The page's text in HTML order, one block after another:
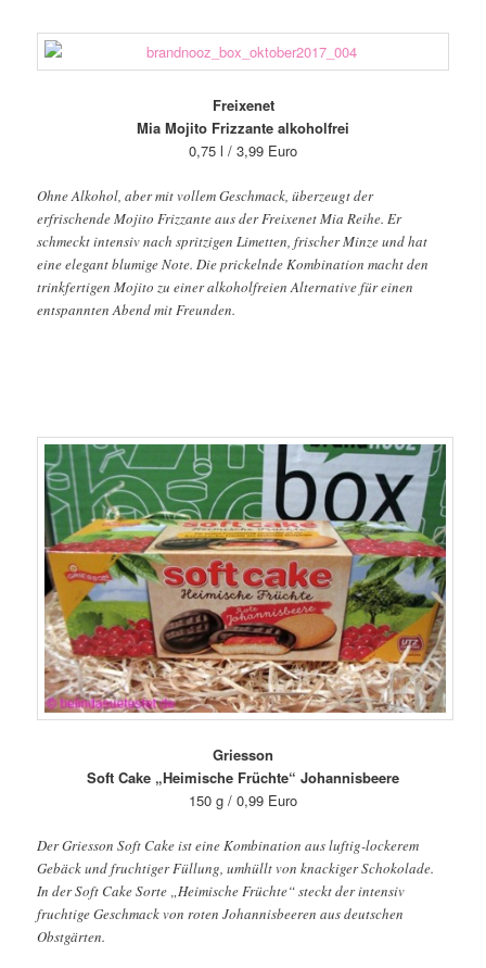
Freixenet
Mia Mojito Frizzante alkoholfrei
0,75 l / 3,99 Euro
Ohne Alkohol, aber mit vollem Geschmack, überzeugt der
erfrischende Mojito Frizzante aus der Freixenet Mia Reihe. Er
schmeckt intensiv nach spritzigen Limetten, frischer Minze und hat
eine elegant blumige Note. Die prickelnde Kombination macht den
trinkfertigen Mojito zu einer alkoholfreien Alternative für einen
entspannten Abend mit Freunden.
Griesson
Soft Cake „Heimische Früchte“ Johannisbeere
150 g / 0,99 Euro
Der Griesson Soft Cake ist eine Kombination aus luftig-lockerem
Gebäck und fruchtiger Füllung, umhüllt von knackiger Schokolade.
In der Soft Cake Sorte „Heimische Früchte“ steckt der intensiv
fruchtige Geschmack von roten Johannisbeeren aus deutschen
Obstgärten.